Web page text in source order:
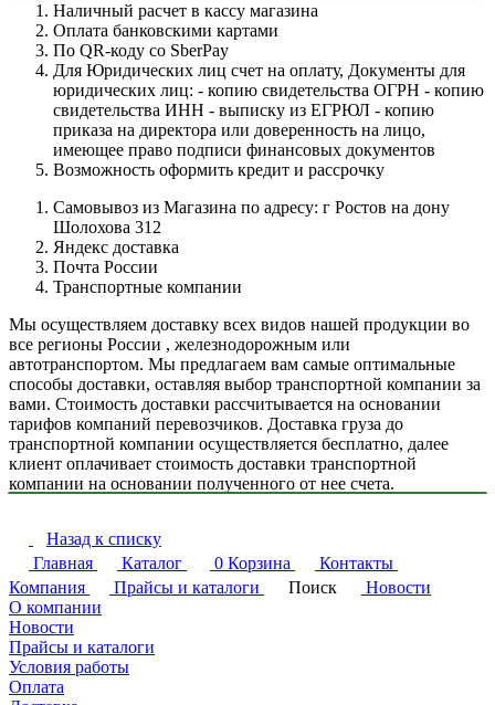
Наличный расчет в кассу магазина
Оплата банковскими картами
По QR-коду со SberPay
Для Юридических лиц счет на оплату, Документы для
юридических лиц: - копию свидетельства ОГРН - копию
свидетельства ИНН - выписку из ЕГРЮЛ - копию
приказа на директора или доверенность на лицо,
имеющее право подписи финансовых документов
Возможность оформить кредит и рассрочку
Самовывоз из Магазина по адресу: г Ростов на дону
Шолохова 312
Яндекс доставка
Почта России
Транспортные компании
Мы осуществляем доставку всех видов нашей продукции во
все регионы России , железнодорожным или
автотранспортом. Мы предлагаем вам самые оптимальные
способы доставки, оставляя выбор транспортной компании за
вами. Стоимость доставки рассчитывается на основании
тарифов компаний перевозчиков. Доставка груза до
транспортной компании осуществляется бесплатно, далее
клиент оплачивает стоимость доставки транспортной
компании на основании полученного от нее счета.
Назад к списку
Главная
Каталог 0 Корзина
Контакты
Компания
Прайсы и каталоги Поиск
Новости
О компании
Новости
Прайсы и каталоги
Условия работы
Оплата